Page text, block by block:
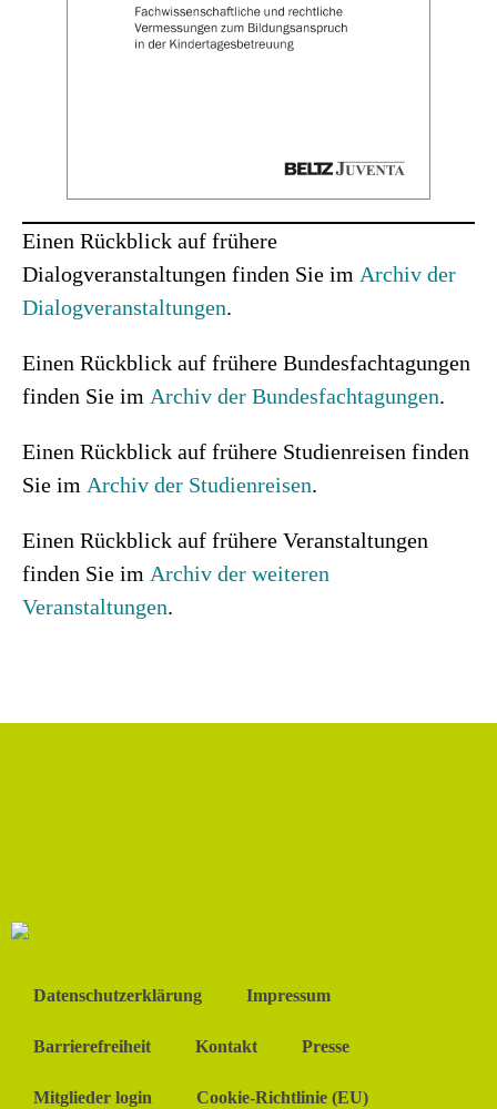
Einen Rückblick auf frühere
Dialogveranstaltungen finden Sie im Archiv der
Dialogveranstaltungen.
Einen Rückblick auf frühere Bundesfachtagungen
finden Sie im Archiv der Bundesfachtagungen.
Einen Rückblick auf frühere Studienreisen finden
Sie im Archiv der Studienreisen.
Einen Rückblick auf frühere Veranstaltungen
finden Sie im Archiv der weiteren
Veranstaltungen.
Datenschutzerklärung Impressum
Barrierefreiheit Kontakt Presse
Mitglieder login Cookie-Richtlinie (EU)